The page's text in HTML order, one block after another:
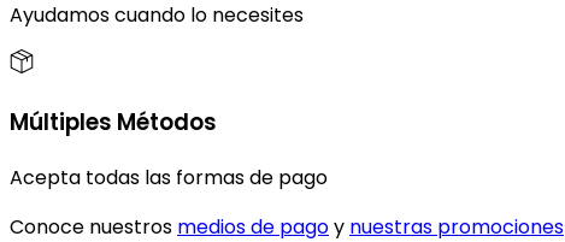
Ayudamos cuando lo necesites
Múltiples Métodos
Acepta todas las formas de pago
Conoce nuestros medios de pagoy nuestras promociones